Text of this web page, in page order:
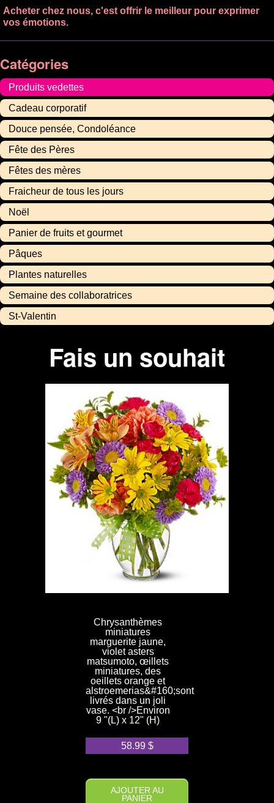
Acheter chez nous, c'est offrir le meilleur pour exprimer
vos émotions.
Catégories
Produits vedettes
Cadeau corporatif
Douce pensée, Condoléance
Fête des Pères
Fêtes des mères
Fraicheur de tous les jours
Noël
Panier de fruits et gourmet
Pâques
Plantes naturelles
Semaine des collaboratrices
St-Valentin
Fais un souhait
Chrysanthèmes
miniatures
marguerite jaune,
violet asters
matsumoto, œillets
miniatures, des
oeillets orange et
alstroemerias&#160;sont
livrés dans un joli
vase. <br />Environ
9 "(L) x 12" (H)
58.99 $
AJOUTER AU
PANIER